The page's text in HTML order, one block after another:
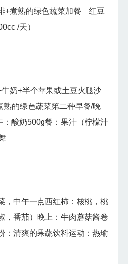
+煮熟的绿色蔬菜加餐：红豆
/天）
奶+半个苹果或土豆火腿沙
熟的绿色蔬菜第二种早餐/晚
：酸奶500g餐：果汁（柠檬汁
，中午一点西红柿：核桃，桃
，番茄）晚上：牛肉蘑菇酱卷
：清爽的果蔬饮料运动：热瑜